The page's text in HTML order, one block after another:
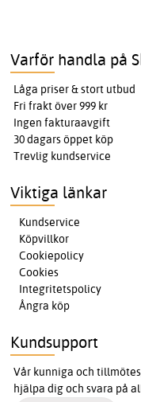
Varför handla på
Låga priser & stort utbud
Fri frakt över 999 kr
Ingen fakturaavgift
30 dagars öppet köp
Trevlig kundservice
Viktiga länkar
Kundservice
Köpvillkor
Cookiepolicy
Cookies
Integritetspolicy
Ångra köp
Kundsupport
Vår kunniga och
hjälpa dig och svara på